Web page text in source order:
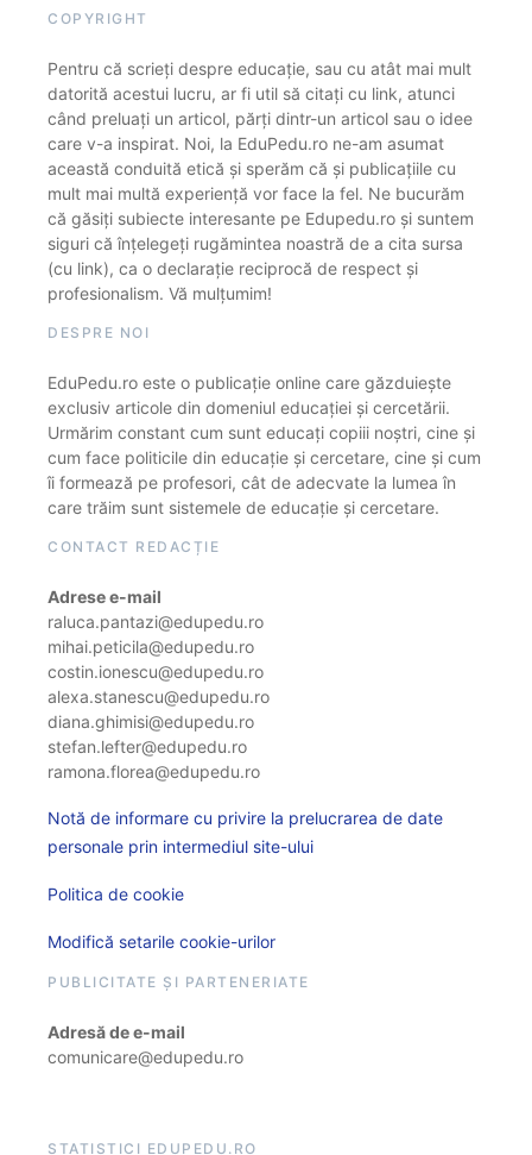
COPYRIGHT
Pentru că scrieți despre educație, sau cu atât mai mult
datorită acestui lucru, ar fi util să citați cu link, atunci
când preluați un articol, părți dintr-un articol sau o idee
care v-a inspirat. Noi, la EduPedu.ro ne-am asumat
această conduită etică și sperăm că și publicațiile cu
mult mai multă experiență vor face la fel. Ne bucurăm
că găsiți subiecte interesante pe Edupedu.ro și suntem
siguri că înțelegeți rugămintea noastră de a cita sursa
(cu link), ca o declarație reciprocă de respect și
profesionalism. Vă mulțumim!
DESPRE NOI
EduPedu.ro este o publicație online care găzduiește
exclusiv articole din domeniul educației și cercetării.
Urmărim constant cum sunt educați copiii noștri, cine și
cum face politicile din educație și cercetare, cine și cum
îi formează pe profesori, cât de adecvate la lumea în
care trăim sunt sistemele de educație și cercetare.
CONTACT REDACȚIE
Adrese e-mail
raluca.pantazi@edupedu.ro
mihai.peticila@edupedu.ro
costin.ionescu@edupedu.ro
alexa.stanescu@edupedu.ro
diana.ghimisi@edupedu.ro
stefan.lefter@edupedu.ro
ramona.florea@edupedu.ro
Notă de informare cu privire la prelucrarea de date
personale prin intermediul site-ului
Politica de cookie
Modifică setarile cookie-urilor
PUBLICITATE ȘI PARTENERIATE
Adresă de e-mail
comunicare@edupedu.ro
STATISTICI EDUPEDU.RO